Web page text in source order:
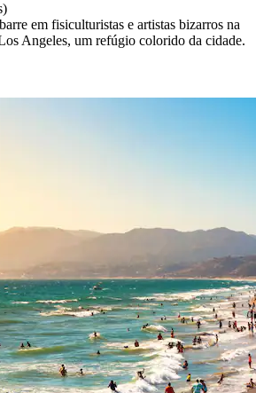
em fisiculturistas e artistas bizarros na
Angeles, um refúgio colorido da cidade.